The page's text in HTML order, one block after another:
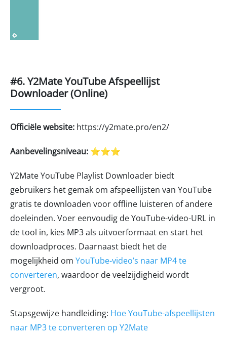
#6. Y2Mate YouTube Afspeellijst
Downloader (Online)
Officiële website: https://y2mate.pro/en2/
Aanbevelingsniveau: ⭐⭐⭐
Y2Mate YouTube Playlist Downloader biedt
gebruikers het gemak om afspeellijsten van YouTube
gratis te downloaden voor offline luisteren of andere
doeleinden. Voer eenvoudig de YouTube-video-URL in
de tool in, kies MP3 als uitvoerformaat en start het
downloadproces. Daarnaast biedt het de
mogelijkheid om YouTube-video’s naar MP4 te
converteren, waardoor de veelzijdigheid wordt
vergroot.
Stapsgewijze handleiding: Hoe YouTube-afspeellijsten
naar MP3 te converteren op Y2Mate